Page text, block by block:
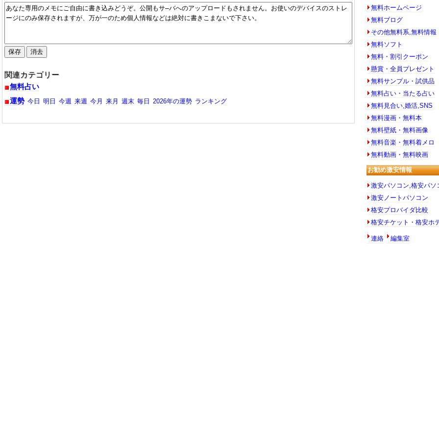
関連カテゴリー
無料占い
運勢 今日 明日 今週 来週 今月 来月 週末 毎日 2026年の運勢 ランキング
無料ホームページ
無料ブログ
その他無料系,無料情報
無料ソフト
無料・割引クーポン
懸賞・全員プレゼント
無料サンプル・試供品
無料占い・当たる占い
無料見合い,婚活,SNS
無料漫画・無料本
無料壁紙・無料画像
無料音楽・無料着メロ
無料動画・無料映画
お勧め激安情報
激安パソコン,格安パソ
激安ノートパソコン
格安プロバイダ比較
格安チケット・格安ホ
連絡 編集室